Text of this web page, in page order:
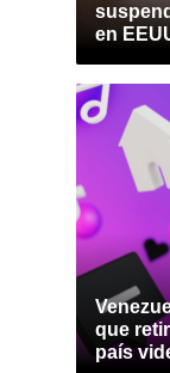
en
que
país